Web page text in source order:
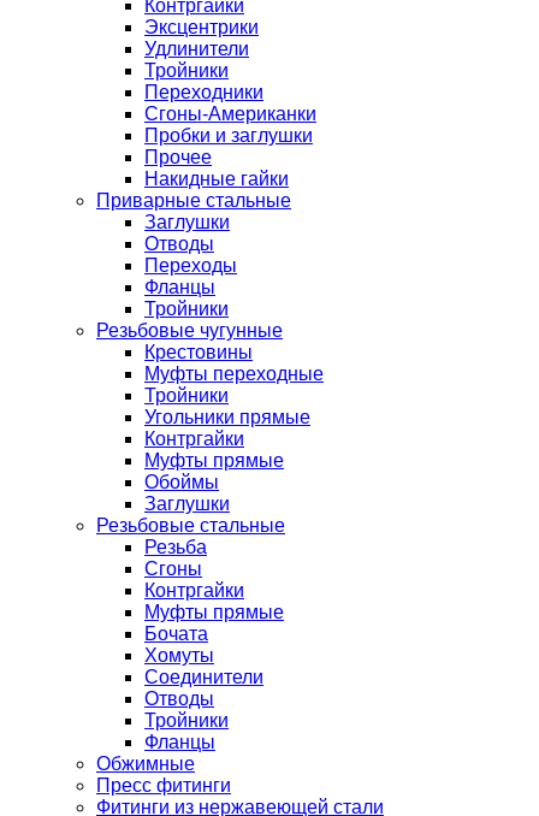
Контргайки
Эксцентрики
Удлинители
Тройники
Переходники
Сгоны-Американки
Пробки и заглушки
Прочее
Накидные гайки
Приварные стальные
Заглушки
Отводы
Переходы
Фланцы
Тройники
Резьбовые чугунные
Крестовины
Муфты переходные
Тройники
Угольники прямые
Контргайки
Муфты прямые
Обоймы
Заглушки
Резьбовые стальные
Резьба
Сгоны
Контргайки
Муфты прямые
Бочата
Хомуты
Соединители
Отводы
Тройники
Фланцы
Обжимные
Пресс фитинги
Фитинги из нержавеющей стали